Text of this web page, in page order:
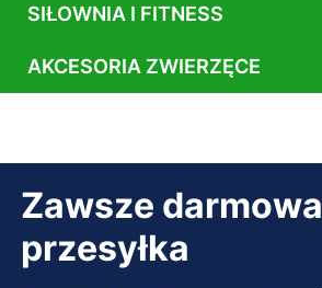
SIŁOWNIA I FITNESS
AKCESORIA ZWIERZĘCE
Zawsze darmowa
przesyłka